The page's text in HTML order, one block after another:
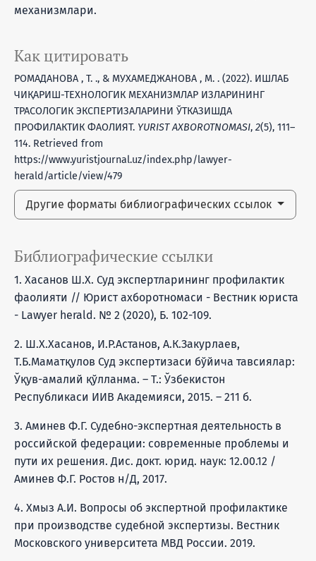
механизмлари.
Как цитировать
РОМАДАНОВА , Т. ., & МУХАМЕДЖАНОВА , М. . (2022). ИШЛАБ
ЧИҚАРИШ-ТЕХНОЛОГИК МЕХАНИЗМЛАР ИЗЛАРИНИНГ
ТРАСОЛОГИК ЭКСПЕРТИЗАЛАРИНИ ЎТКАЗИШДА
ПРОФИЛАКТИК ФАОЛИЯТ. YURIST AXBOROTNOMASI, 2(5), 111–
114. Retrieved from
https://www.yuristjournal.uz/index.php/lawyer-
herald/article/view/479
Другие форматы библиографических ссылок
Библиографические ссылки
1. Хасанов Ш.Х. Суд экспертларининг профилактик
фаолияти // Юрист ахборотномаси - Вестник юриста
- Lawyer herald. № 2 (2020), Б. 102-109.
2. Ш.Х.Хасанов, И.Р.Астанов, А.К.Закурлаев,
Т.Б.Маматқулов Суд экспертизаси бўйича тавсиялар:
Ўқув-амалий қўлланма. – Т.: Ўзбекистон
Республикаси ИИВ Академияси, 2015. – 211 б.
3. Аминев Ф.Г. Судебно-экспертная деятельность в
российской федерации: современные проблемы и
пути их решения. Дис. докт. юрид. наук: 12.00.12 /
Аминев Ф.Г. Ростов н/Д, 2017.
4. Хмыз А.И. Вопросы об экспертной профилактике
при производстве судебной экспертизы. Вестник
Московского университета МВД России. 2019.